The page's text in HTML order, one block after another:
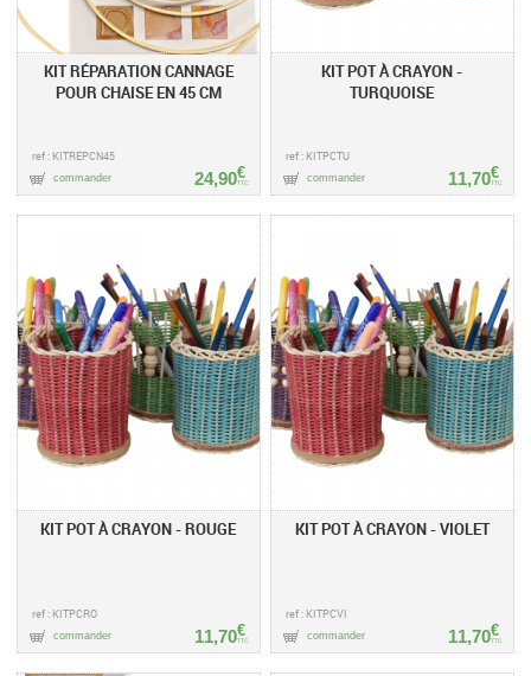
KIT RÉPARATION CANNAGE
POUR CHAISE EN 45 CM
ref : KITREPCN45
24,90€
TTC
commander
KIT POT À CRAYON -
TURQUOISE
ref : KITPCTU
11,70€
TTC
commander
KIT POT À CRAYON - ROUGE
ref : KITPCRO
11,70€
TTC
commander
KIT POT À CRAYON - VIOLET
ref : KITPCVI
11,70€
TTC
commander